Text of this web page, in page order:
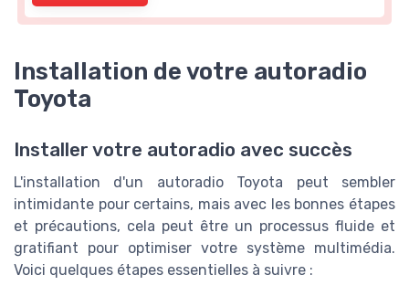
Installation de votre autoradio
Toyota
Installer votre autoradio avec succès
L'installation d'un autoradio Toyota peut sembler
intimidante pour certains, mais avec les bonnes étapes
et précautions, cela peut être un processus fluide et
gratifiant pour optimiser votre système multimédia.
Voici quelques étapes essentielles à suivre :